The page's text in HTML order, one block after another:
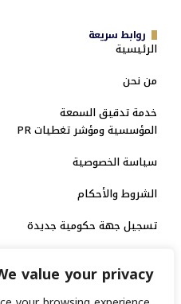
value your privacy
روابط سريعة
الرئيسية
من نحن
خدمة تدقيق السمعة
المؤسسية ومؤشر تغطيات PR
سياسة الخصوصية
الشروط والأحكام
تسجيل جهة حكومية جديدة
الاعتماد الرسمي
منصة إخبارية